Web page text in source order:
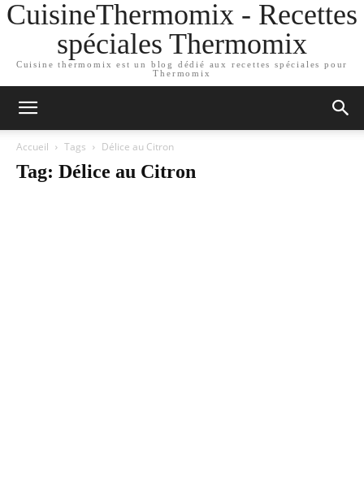
CuisineThermomix - Recettes
spéciales Thermomix
Cuisine thermomix est un blog dédié aux recettes spéciales pour
Thermomix
Accueil Tags Délice au Citron
Tag: Délice au Citron